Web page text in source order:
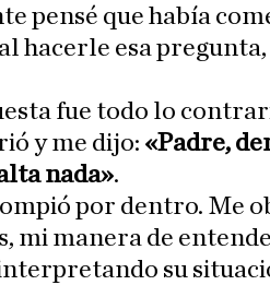
pensé que había
hacerle esa
fue todo lo
y me dijo: «Padre,
nada».
por dentro. Me
mi manera de
su